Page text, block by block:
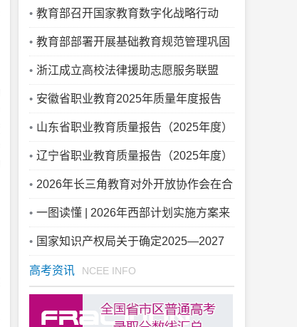
公示
能大赛获奖名单的通知
教育部召开国家教育数字化战略行动
2026年部署会，全面深入推动“人工智能
+教育”
教育部部署开展基础教育规范管理巩固
年行动
浙江成立高校法律援助志愿服务联盟
安徽省职业教育2025年质量年度报告
山东省职业教育质量报告（2025年度）
辽宁省职业教育质量报告（2025年度）
2026年长三角教育对外开放协作会在合
肥举办
一图读懂 | 2026年西部计划实施方案来
啦国家知识产权局关于确定2025—2027
年国家知识产权强国建设示范创建对象的
通知
高考资讯 NCEE INFO